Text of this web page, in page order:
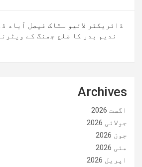
نیویگیشن
ڈائریکٹر لائیو سٹاک فیصل آباد
ندیم بدر کا ضلع جھنگ کے
Archives
اگست 2026
جولائی 2026
جون 2026
مئی 2026
اپریل 2026